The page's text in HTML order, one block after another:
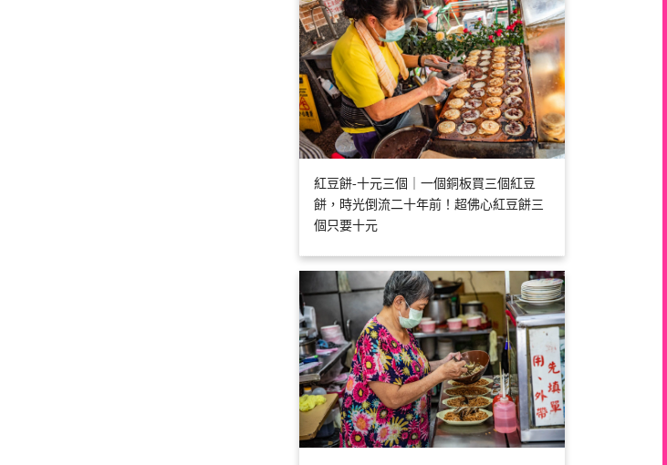
紅豆餅-十元三個｜一個銅板買三個紅豆
餅，時光倒流二十年前！超佛心紅豆餅三
個只要十元